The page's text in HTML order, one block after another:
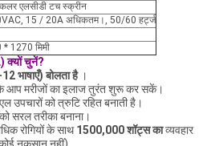
एलसीडी टच स्क्रीन
15 / 20A अधिकतम।, 50/60 हर्ट्ज
1270 मिमी
क्यों चुनें?
भाषाएँ) बोलता है।
आप मरीजों का इलाज तुरंत शुरू कर सकें।
उपचारों को त्रुटि रहित बनाती है।
सरल तरीका बनाना।
रोगियों के साथ1500,000 शॉट्स काव्यवहार